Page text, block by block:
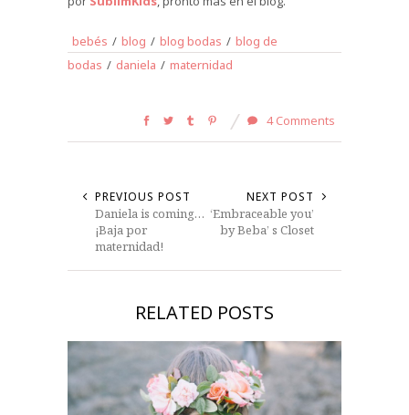
bebés / blog / blog bodas / blog de
bodas / daniela / maternidad
4 Comments
PREVIOUS POST
Daniela is coming…
¡Baja por
maternidad!
NEXT POST
‘Embraceable you’
by Beba’ s Closet
RELATED POSTS